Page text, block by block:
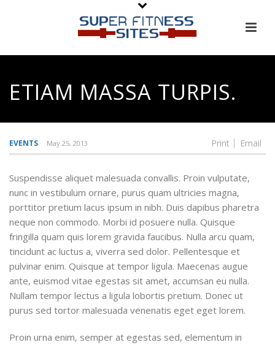
ETIAM MASSA TURPIS.
Print Email
EVENTS May 25, 2013
Suspendisse aliquet malesuada convallis. Proin vulputate,
nunc in vestibulum ornare, purus quam ultricies magna,
porttitor pretium lacus ipsum in nibh. Duis dapibus pharetra
neque non commodo. Morbi id posuere nulla. Quisque
fringilla quam quis lorem gravida faucibus. Nulla arcu quam,
tincidunt ac luctus a, viverra sed dolor. Pellentesque et
pulvinar enim. Quisque at tempor ligula. Maecenas augue
ante, euismod vitae egestas sit amet, accumsan eu nulla.
Nullam tempor lectus a ligula lobortis pretium. Donec ut
purus sed tortor malesuada venenatis eget eget lorem.
Proin urna enim, semper at egestas sed, elementum in